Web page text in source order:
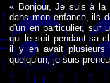
« Bonjour, Je suis à la
dans mon enfance, ils
d'un en particulier, sur
qui le suit pendant sa
il y en avait plusieurs
quelqu'un, je suis